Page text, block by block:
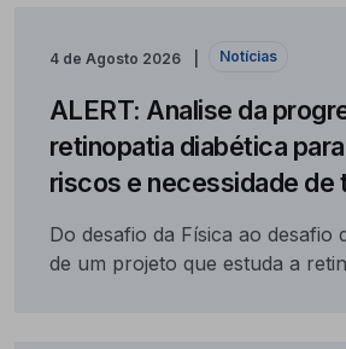
4 de Agosto 2026 Notícias
ALERT: Analise da
retinopatia diabética
riscos e necessidade de
Do desafio da Física ao desafio
de um projeto que estuda a